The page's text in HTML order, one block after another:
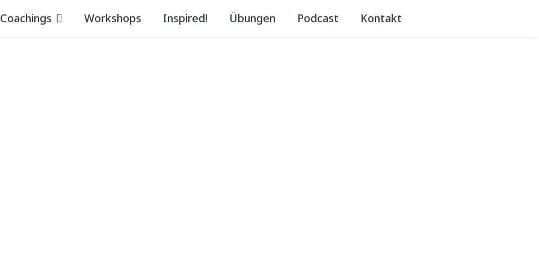
Coachings Workshops Inspired! Übungen Podcast Kontakt